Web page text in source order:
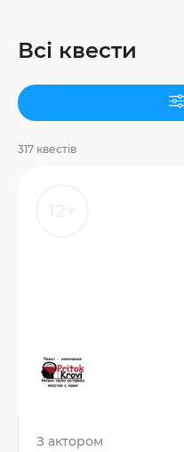
Всі квести
317 квестів
З актором